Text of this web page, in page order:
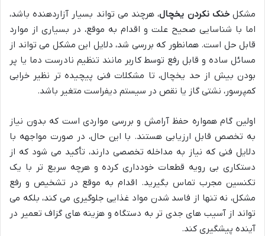
مشکلخنک نکردن یخچال، هرچند می تواند بسیار آزاردهنده باشد،
اما با شناسایی صحیح علت و اقدام به موقع، در بسیاری از موارد
قابل حل است. همانطور که بررسی شد، دلایل این مشکل می تواند از
مسائل ساده و قابل رفع توسط کاربر مانند تنظیم نادرست دما یا پر
بودن بیش از حد یخچال، تا مشکلات فنی پیچیده تر نظیر خرابی
کمپرسور، نشتی گاز یا نقص در سیستم دیفراست متغیر باشد.
اولین گام همواره حفظ آرامش و بررسی مواردی است که بدون نیاز
به تخصص قابل ارزیابی هستند. با این حال، در صورت مواجهه با
دلایل فنی که نیاز به مداخله تخصصی دارند، تأکید می شود که از
دستکاری بی رویه قطعات خودداری کرده و هرچه سریع تر با یک
تکنسین مجرب تماس بگیرید. اقدام به موقع در تشخیص و رفع
مشکل، نه تنها از فاسد شدن مواد غذایی جلوگیری می کند، بلکه می
تواند از آسیب های جدی تر به دستگاه و هزینه های گزاف تعمیر در
آینده پیشگیری کند.